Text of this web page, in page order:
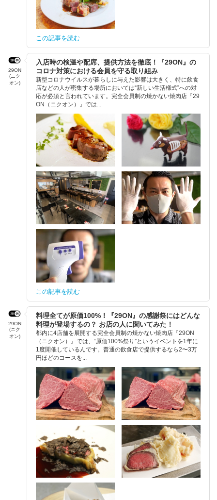
この記事を読む
29ON
(ニク
オン)
入店時の検温や配席、提供方法を徹底！『29ON』の
コロナ対策における会員を守る取り組み
新型コロナウイルスが暮らしに与えた影響は大きく、特に飲食
店などの人が密集する場所においては“新しい生活様式”への対
応が必須と言われています。完全会員制の焼かない焼肉店『29
ON（ニクオン）』では...
この記事を読む
29ON
(ニク
オン)
料理全てが原価100%！『29ON』の感謝祭にはどんな
料理が登場するの？ お店の人に聞いてみた！
都内に4店舗を展開する完全会員制の焼かない焼肉店『29ON
（ニクオン）』では、“原価100%祭り”というイベントを1年に
1度開催しているんです。普通の飲食店で提供するなら2〜3万
円ほどのコースを...